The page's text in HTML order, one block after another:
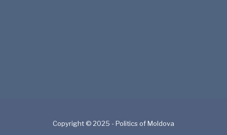
Copyright © 2025 - Politics of Moldova